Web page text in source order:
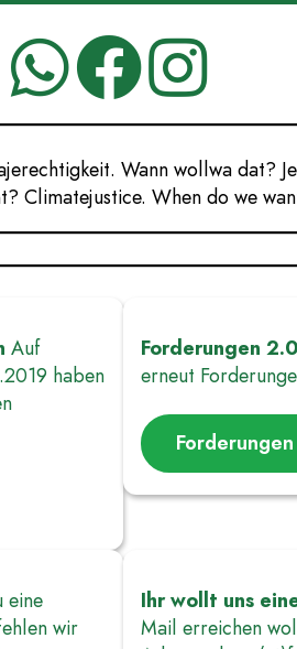
Wann wollwa dat?
Climatejustice. When do we
Auf
haben
Forderungen 2.0
erneut
eine
wir
Ihr wollt uns
Mail erreichen